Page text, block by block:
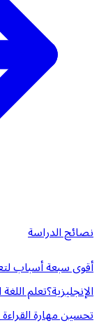
نصائح الدراسة
أقوى سبعة أسباب
الإنجليزية؟تعلم
تحسين مهارة القراءة